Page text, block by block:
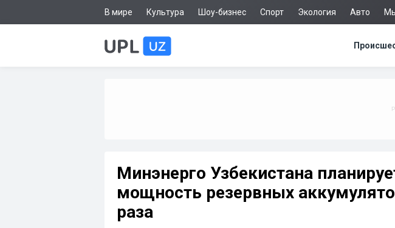
В мире Культура Шоу-бизнес Спорт Экология Авто
Минэнерго Узбекистана
мощность резервных
раза